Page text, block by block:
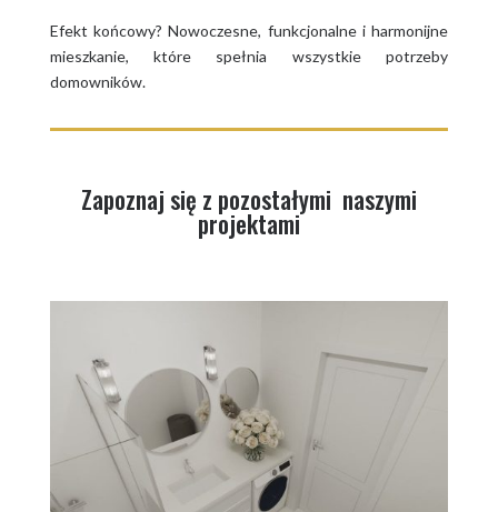
Efekt końcowy? Nowoczesne, funkcjonalne i harmonijne
mieszkanie, które spełnia wszystkie potrzeby
domowników.
Zapoznaj się z pozostałymi naszymi
projektami